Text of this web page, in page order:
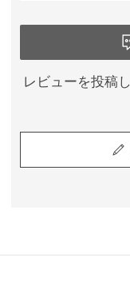
レビューを投稿